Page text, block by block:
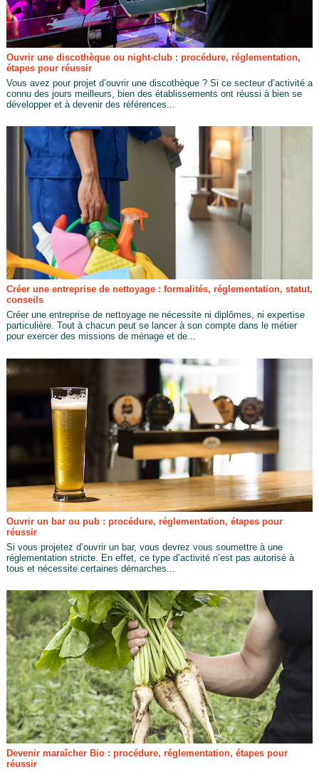
Ouvrir une discothèque ou night-club : procédure, réglementation,
étapes pour réussir
Vous avez pour projet d’ouvrir une discothèque ? Si ce secteur d’activité a
connu des jours meilleurs, bien des établissements ont réussi à bien se
développer et à devenir des références...
Créer une entreprise de nettoyage : formalités, réglementation, statut,
conseils
Créer une entreprise de nettoyage ne nécessite ni diplômes, ni expertise
particulière. Tout à chacun peut se lancer à son compte dans le métier
pour exercer des missions de ménage et de...
Ouvrir un bar ou pub : procédure, réglementation, étapes pour
réussir
Si vous projetez d’ouvrir un bar, vous devrez vous soumettre à une
réglementation stricte. En effet, ce type d’activité n’est pas autorisé à
tous et nécessite certaines démarches...
Devenir maraîcher Bio : procédure, réglementation, étapes pour
réussir